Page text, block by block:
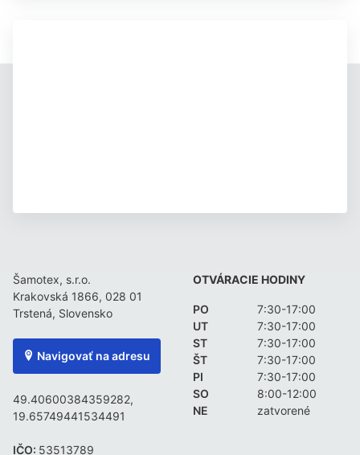
Šamotex, s.r.o.
Krakovská 1866, 028 01
Trstená, Slovensko
Navigovať na adresu
49.40600384359282,
19.65749441534491
IČO: 53513789
OTVÁRACIE HODINY
PO
7:30-17:00
UT
7:30-17:00
ST
7:30-17:00
ŠT
7:30-17:00
PI
7:30-17:00
SO
8:00-12:00
NE
zatvorené